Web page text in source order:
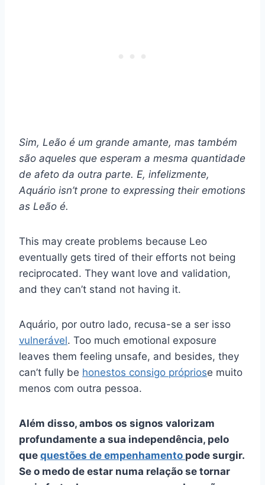
Sim, Leão é um grande amante, mas também
são aqueles que esperam a mesma quantidade
de afeto da outra parte. E, infelizmente,
Aquário isn’t prone to expressing their emotions
as Leão é.
This may create problems because Leo
eventually gets tired of their efforts not being
reciprocated. They want love and validation,
and they can’t stand not having it.
Aquário, por outro lado, recusa-se a ser isso
vulnerável. Too much emotional exposure
leaves them feeling unsafe, and besides, they
can’t fully be honestos consigo própriose muito
menos com outra pessoa.
Além disso, ambos os signos valorizam
profundamente a sua independência, pelo
que questões de empenhamento pode surgir.
Se o medo de estar numa relação se tornar